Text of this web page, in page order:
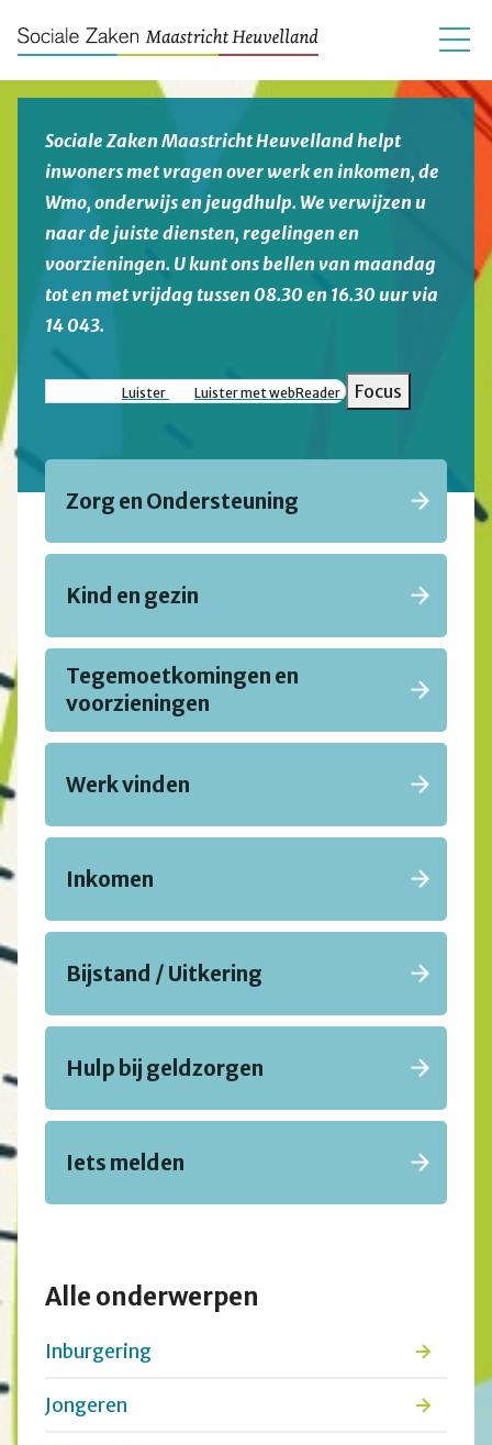
Sociale Zaken Maastricht Heuvelland helpt
inwoners met vragen over werk en inkomen, de
Wmo, onderwijs en jeugdhulp. We verwijzen u
naar de juiste diensten, regelingen en
voorzieningen. U kunt ons bellen van maandag
tot en met vrijdag tussen 08.30 en 16.30 uur via
14 043.
Luister Luister met webReader Focus
Zorg en Ondersteuning
Kind en gezin
Tegemoetkomingen en
voorzieningen
Werk vinden
Inkomen
Bijstand / Uitkering
Hulp bij geldzorgen
Iets melden
Alle onderwerpen
Inburgering
Jongeren